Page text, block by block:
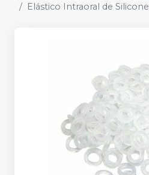
Elástico Intraoral de Silicone